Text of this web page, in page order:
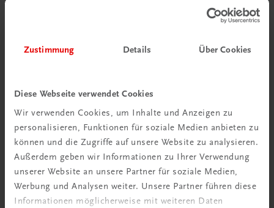
Zustimmung Details Über Cookies
Diese Webseite verwendet Cookies
Wir verwenden Cookies, um Inhalte und Anzeigen zu
personalisieren, Funktionen für soziale Medien anbieten zu
können und die Zugriffe auf unsere Website zu analysieren.
Außerdem geben wir Informationen zu Ihrer Verwendung
unserer Website an unsere Partner für soziale Medien,
Werbung und Analysen weiter. Unsere Partner führen diese
Informationen möglicherweise mit weiteren Daten